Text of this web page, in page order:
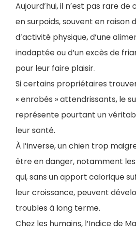
Aujourd’hui, il n’est pas rare
en surpoids, souvent en raison
d’activité physique, d’une
inadaptée ou d’un excès de
pour leur faire plaisir.
Si certains propriétaires
« enrobés » attendrissants, le
représente pourtant un
leur santé.
À l’inverse, un chien trop
être en danger, notamment
qui, sans un apport calorique
leur croissance, peuvent
troubles à long terme.
Chez les humains, l’Indice de